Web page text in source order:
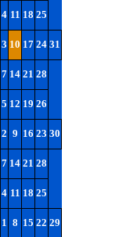
4 11 18 25
3 10 17 24 31
7 14 21 28
5 12 19 26
2 9 16 23 30
7 14 21 28
4 11 18 25
1 8 15 22 29